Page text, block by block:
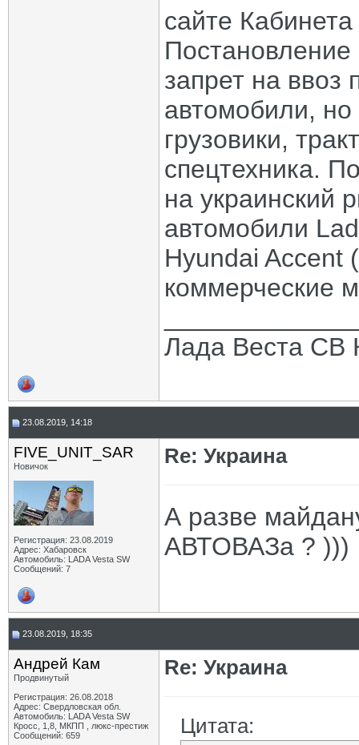
сайте
запрет на ввоз
автомобили,
грузовики,
спецтехника.
на украинский
автомобили
Hyundai Accent
коммерческие
Лада Веста СВ
23.08.2019, 14:18
FIVE_UNIT_SAR
Новичок
Регистрация: 23.08.2019
Адрес: Хабаровск
Автомобиль: LADA Vesta SW
Сообщений: 7
Re: Украина
А разве
АВТОВАЗа ? )))
23.08.2019, 18:35
Андрей Кам
Продвинутый
Регистрация: 26.08.2018
Адрес: Свердловская обл.
Автомобиль: LADA Vesta SW
Кросс, 1,8, МКПП , люкс-престиж
Сообщений: 659
Re: Украина
Цитата: